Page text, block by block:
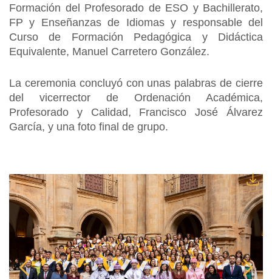
Formación del Profesorado de ESO y Bachillerato,
FP y Enseñanzas de Idiomas y responsable del
Curso de Formación Pedagógica y Didáctica
Equivalente, Manuel Carretero González.
La ceremonia concluyó con unas palabras de cierre
del vicerrector de Ordenación Académica,
Profesorado y Calidad, Francisco José Álvarez
García, y una foto final de grupo.